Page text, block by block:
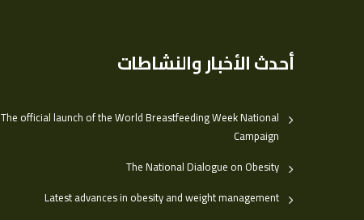
أحدث الأخبار والنشاطات
The official launch of the World Breastfeeding Week National
Campaign
The National Dialogue on Obesity
Latest advances in obesity and weight management